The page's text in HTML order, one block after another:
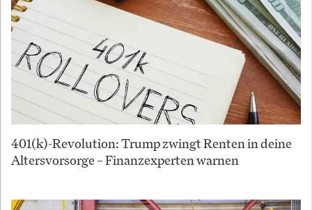
401(k)-Revolution: Trump zwingt Renten in deine
Altersvorsorge – Finanzexperten warnen